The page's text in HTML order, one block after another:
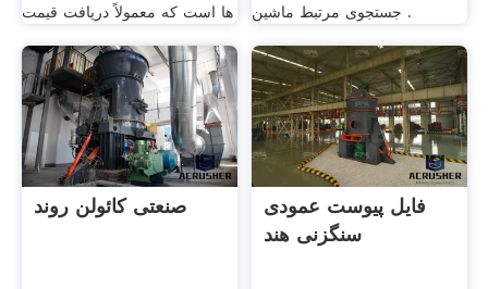
ها است که معمولاً دریافت قیمت جستجوی مرتبط ماشین .
صنعتی کائولن روند
فایل پیوست عمودی
سنگزنی هند